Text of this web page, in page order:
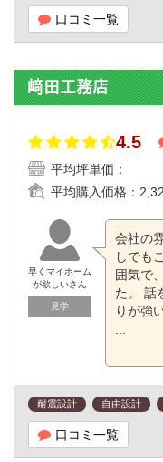
口コミ一覧
﨑田工務店
4.5
平均坪単価：
平均購入価格：
早くマイホーム
が欲しいさん
見学
会社の
しでも
囲気で
た。 話
りが強
耐震設計 自由設計
口コミ一覧